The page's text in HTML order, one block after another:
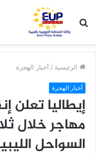
عن
الرئيسية / أخبار الهجرة
أخبار الهجرة
مهاجر خلال
السواحل